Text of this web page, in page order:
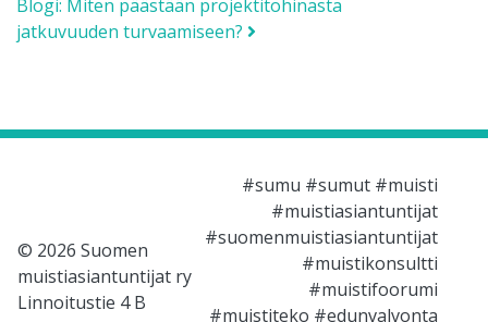
Blogi: Miten päästään projektitohinasta
jatkuvuuden turvaamiseen?
© 2026 Suomen
muistiasiantuntijat ry
Linnoitustie 4 B
#sumu #sumut #muisti
#muistiasiantuntijat
#suomenmuistiasiantuntijat
#muistikonsultti
#muistifoorumi
#muistiteko #edunvalvonta